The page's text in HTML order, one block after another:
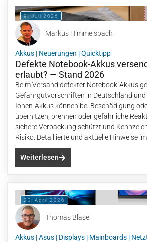
9. Juli 2026
Markus Himmelsbach
Akkus | Neuerungen |Quicktipp
Defekte Notebook-Akkus
erlaubt? — Stand 2026
Beim Versand defekter Notebook-Akkus
Gefahrgutvorschriften in Deutschland und
Ionen-Akkus können bei Beschädigung
überhitzen, brennen oder gefährliche
sichere Verpackung schützt und
Risiko. Detaillierte und aktuelle Hinweise
Weiterlesen
23. April 2026
Thomas Blase
Akkus |Asus | Displays | Mainboards |